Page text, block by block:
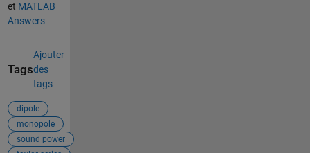
et MATLAB
Answers
Tags
Ajouter
des
tags
dipole
monopole
sound power